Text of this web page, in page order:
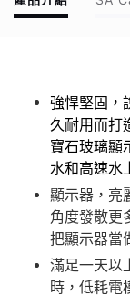
強悍堅固，
久耐用而打
寶石玻璃顯
水和高速水
顯示器，亮
角度發散更
把顯示器當
滿足一天以
時，低耗電